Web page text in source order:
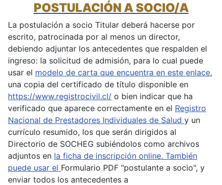
POSTULACIÓN A SOCIO/A
La postulación a socio Titular deberá hacerse por
escrito, patrocinada por al menos un director,
debiendo adjuntar los antecedentes que respalden el
ingreso: la solicitud de admisión, para lo cual puede
usar el modelo de carta que encuentra en este enlace,
una copia del certificado de título disponible en
https://www.registrocivil.cl/ o bien indicar que ha
verificado que aparece correctamente en el Registro
Nacional de Prestadores Individuales de Salud y un
currículo resumido, los que serán dirigidos al
Directorio de SOCHEG subiéndolos como archivos
adjuntos en la ficha de inscripción online. También
puede usar el Formulario PDF "postulante a socio", y
enviar todos los antecedentes a